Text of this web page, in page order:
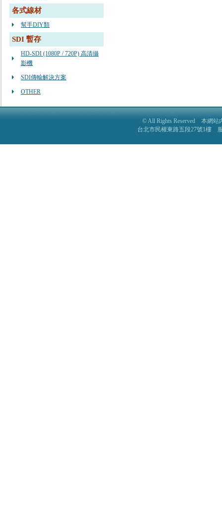
各式線材
幫手DIY類
SDI 暫存
HD-SDI (1080P / 720P) 高清攝
影機
SDI傳輸解決方案
OTHER
© All Rights Reserved 本網站
台北市民權東路五段27號1樓